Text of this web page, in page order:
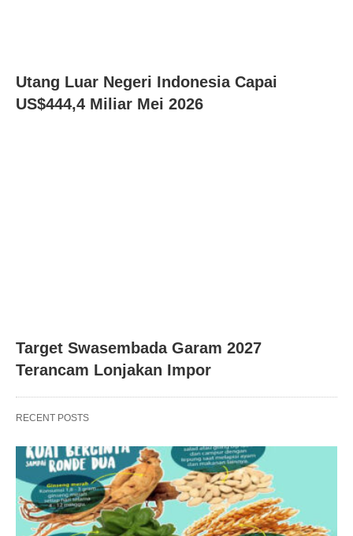
Utang Luar Negeri Indonesia Capai
US$444,4 Miliar Mei 2026
Target Swasembada Garam 2027
Terancam Lonjakan Impor
RECENT POSTS